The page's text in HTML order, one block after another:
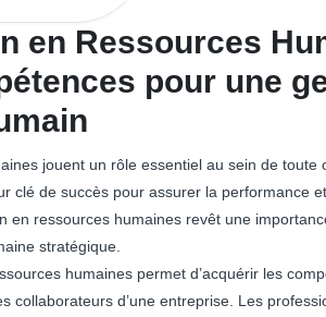
en Ressources
pour une
jouent un rôle essentiel au sein de
clé de succès pour assurer la performance
en ressources humaines revêt une
stratégique.
humaines permet d’acquérir les
collaborateurs d’une entreprise. Les